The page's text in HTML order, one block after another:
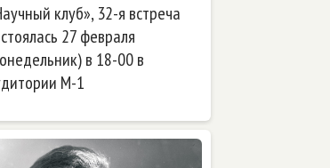
клуб», 32-я встреча
27 февраля
в 18-00 в
М-1